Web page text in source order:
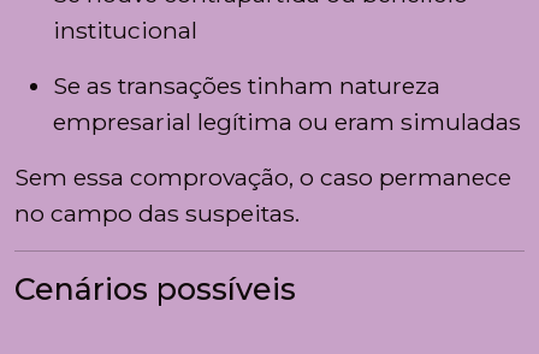
institucional
Se as transações tinham natureza
empresarial legítima ou eram simuladas
Sem essa comprovação, o caso permanece
no campo das suspeitas.
Cenários possíveis